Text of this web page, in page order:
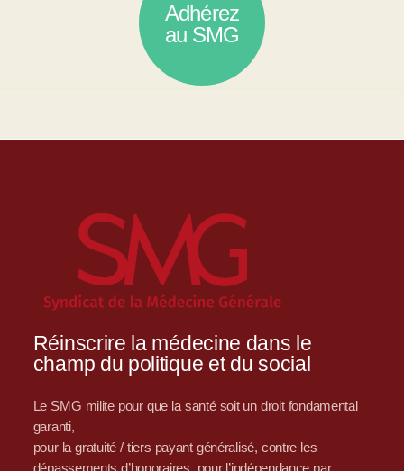
Adhérez
au SMG
Réinscrire la médecine dans le
champ du politique et du social
Le SMG milite pour que la santé soit un droit fondamental
garanti,
pour la gratuité / tiers payant généralisé, contre les